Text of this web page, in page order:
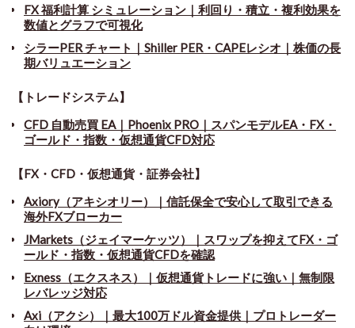
FX 福利計算 シミュレーション｜利回り・積立・複利効果を
数値とグラフで可視化
シラーPER チャート ｜ Shiller PER・CAPEレシオ｜株価の長
期バリュエーション
【トレードシステム】
CFD 自動売買 EA｜Phoenix PRO｜スパンモデルEA・FX・
ゴールド・指数・仮想通貨CFD対応
【FX・CFD・仮想通貨・証券会社】
Axiory（アキシオリー）｜信託保全で安心して取引できる
海外FXブローカー
JMarkets（ジェイマーケッツ）｜スワップを抑えてFX・ゴ
ールド・指数・仮想通貨CFDを確認
Exness（エクスネス）｜仮想通貨トレードに強い｜無制限
レバレッジ対応
Axi（アクシ）｜最大100万ドル資金提供｜プロトレーダー